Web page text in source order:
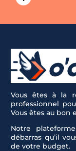
Vous êtes à la
professionnel
Vous êtes au bon
Notre
débarras qu’il
de votre budget.